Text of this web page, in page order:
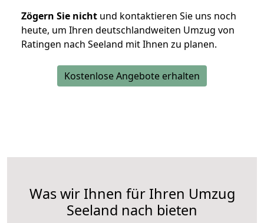
Zögern Sie nicht und kontaktieren Sie uns noch
heute, um Ihren deutschlandweiten Umzug von
Ratingen nach Seeland mit Ihnen zu planen.
Kostenlose Angebote erhalten
Was wir Ihnen für Ihren Umzug
Seeland nach bieten